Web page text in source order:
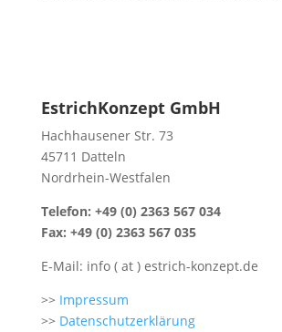
EstrichKonzept GmbH
Hachhausener Str. 73
45711 Datteln
Nordrhein-Westfalen
Telefon: +49 (0) 2363 567 034
Fax: +49 (0) 2363 567 035
E-Mail: info ( at ) estrich-konzept.de
>> Impressum
>> Datenschutzerklärung